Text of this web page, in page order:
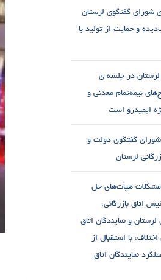
گفتگوی لرستان
و حمایت از تولید با
لرستان در جلسه ی
نیمه‌تمام معدنی و
ایمیدرو است
گفتگوی دولت و
لرستان
هیأت‌های حل
اتاق بازرگانی،
و نمایندگان اتاق
با استقبال از
نمایندگان اتاق